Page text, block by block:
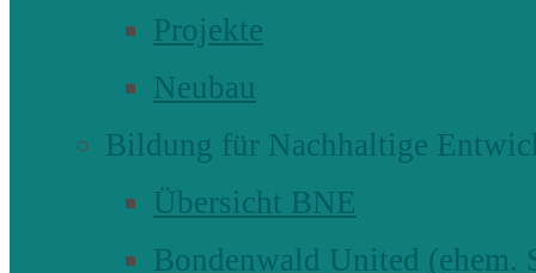
Projekte
Neubau
Bildung für Nachhaltige
Übersicht BNE
Bondenwald United (ehem.